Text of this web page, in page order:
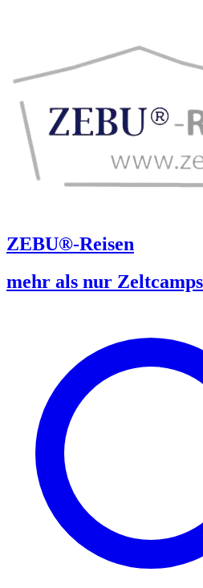
ZEBU®-Reisen
mehr als nur